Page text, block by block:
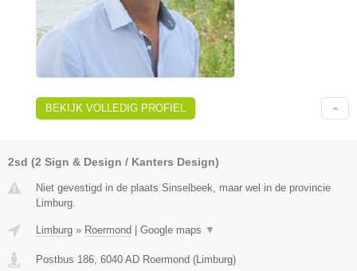
BEKIJK VOLLEDIG PROFIEL
2sd (2 Sign & Design / Kanters Design)
Niet gevestigd in de plaats Sinselbeek, maar wel in de provincie
Limburg.
Limburg » Roermond Google maps ▼
Postbus 186 6040 AD Roermond ( Limburg)